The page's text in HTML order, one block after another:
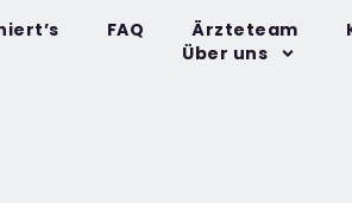
FAQ Ärzteteam
Über uns